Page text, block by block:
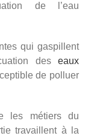
de l’eau
qui gaspillent
deseaux
de polluer
les métiers du
travaillent à la